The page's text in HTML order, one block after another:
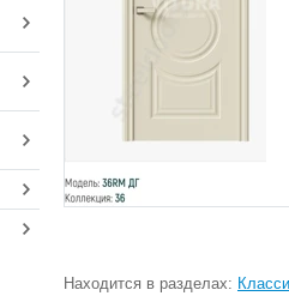
Находится в разделах: